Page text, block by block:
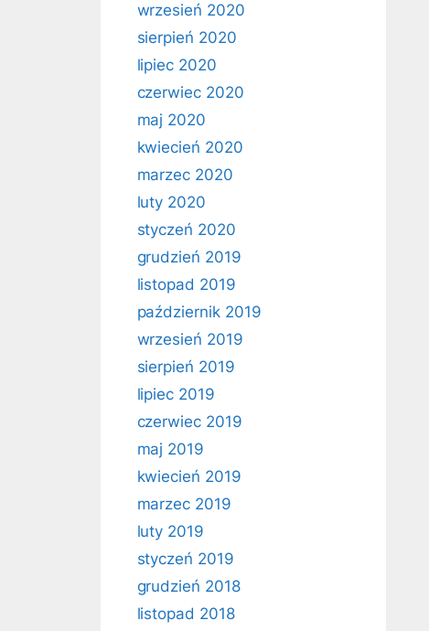
wrzesień 2020
sierpień 2020
lipiec 2020
czerwiec 2020
maj 2020
kwiecień 2020
marzec 2020
luty 2020
styczeń 2020
grudzień 2019
listopad 2019
październik 2019
wrzesień 2019
sierpień 2019
lipiec 2019
czerwiec 2019
maj 2019
kwiecień 2019
marzec 2019
luty 2019
styczeń 2019
grudzień 2018
listopad 2018